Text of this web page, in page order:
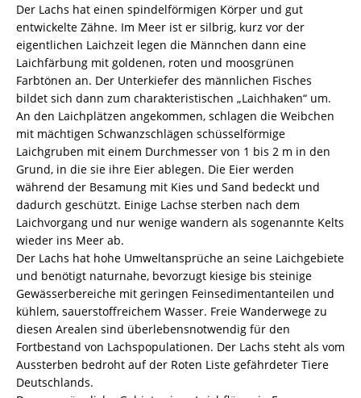
Der Lachs hat einen spindelförmigen Körper und gut
entwickelte Zähne. Im Meer ist er silbrig, kurz vor der
eigentlichen Laichzeit legen die Männchen dann eine
Laichfärbung mit goldenen, roten und moosgrünen
Farbtönen an. Der Unterkiefer des männlichen Fisches
bildet sich dann zum charakteristischen „Laichhaken“ um.
An den Laichplätzen angekommen, schlagen die Weibchen
mit mächtigen Schwanzschlägen schüsselförmige
Laichgruben mit einem Durchmesser von 1 bis 2 m in den
Grund, in die sie ihre Eier ablegen. Die Eier werden
während der Besamung mit Kies und Sand bedeckt und
dadurch geschützt. Einige Lachse sterben nach dem
Laichvorgang und nur wenige wandern als sogenannte Kelts
wieder ins Meer ab.
Der Lachs hat hohe Umweltansprüche an seine Laichgebiete
und benötigt naturnahe, bevorzugt kiesige bis steinige
Gewässerbereiche mit geringen Feinsedimentanteilen und
kühlem, sauerstoffreichem Wasser. Freie Wanderwege zu
diesen Arealen sind überlebensnotwendig für den
Fortbestand von Lachspopulationen. Der Lachs steht als vom
Aussterben bedroht auf der Roten Liste gefährdeter Tiere
Deutschlands.